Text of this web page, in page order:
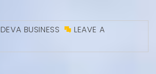
DEVA BUSINESS
LEAVE A